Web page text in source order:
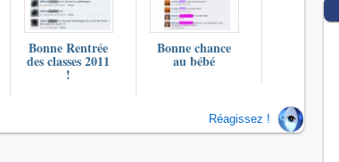
Bonne Rentrée
des classes 2011
!
Bonne chance
au bébé
Réagissez !